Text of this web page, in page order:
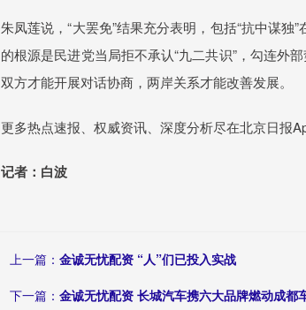
朱凤莲说，“大罢免”结果充分表明，包括“抗中谋
的根源是民进党当局拒不承认“九二共识”，勾连外
双方才能开展对话协商，两岸关系才能改善发展。
更多热点速报、权威资讯、深度分析尽在北京日报
记者：白波
上一篇： 金诚无忧配资 “人”们已投入实战
下一篇： 金诚无忧配资 长城汽车携六大品牌燃动成都